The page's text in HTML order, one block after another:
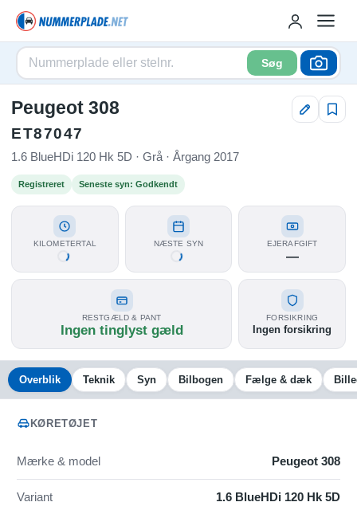
Søg
Peugeot 308
ET87047
1.6 BlueHDi 120 Hk 5D · Grå · Årgang 2017
Registreret Seneste syn: Godkendt
KILOMETERTAL NÆSTE SYN EJERAFGIFT
—
RESTGÆLD & PANT
Ingen tinglyst gæld
FORSIKRING
Ingen forsikring
Overblik Teknik Syn Bilbogen Fælge & dæk
KØRETØJET
Mærke & model Peugeot 308
Variant 1.6 BlueHDi 120 Hk 5D